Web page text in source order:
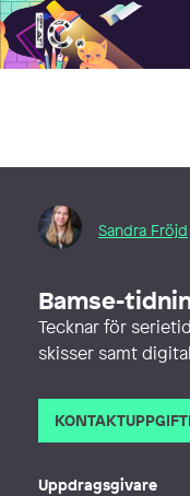
Illustratörcentrum
Sandra Fröjd
Bamse-
Tecknar för
skisser samt
Uppdragsgivare